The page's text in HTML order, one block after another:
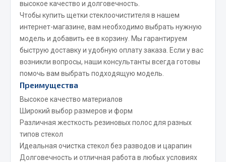
Газосварка
Маски, краги сварщика
Сварочное оборудование
CUMMINS HAFFEN
Весь раздел
высокое качество и долговечность.
Чтобы купить щетки стеклоочистителя в нашем
интернет-магазине, вам необходимо выбрать нужную
модель и добавить ее в корзину. Мы гарантируем
быструю доставку и удобную оплату заказа. Если у вас
возникли вопросы, наши консультанты всегда готовы
помочь вам выбрать подходящую модель.
Преимущества
Высокое качество материалов
Широкий выбор размеров и форм
Различная жесткость резиновых полос для разных
типов стекол
Идеальная очистка стекол без разводов и царапин
Долговечность и отличная работа в любых условиях